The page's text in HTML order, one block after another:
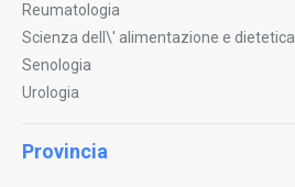
Reumatologia
Scienza dell\' alimentazione e dietetica
Senologia
Urologia
Provincia